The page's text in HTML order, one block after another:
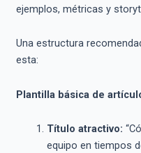
ejemplos, métricas y
Una estructura
esta:
Plantilla básica de
Título atractivo:
equipo en tiempos